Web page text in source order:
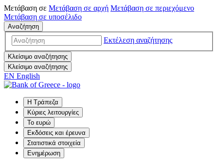
Μετάβαση σε Μετάβαση σε αρχή Μετάβαση σε περιεχόμενο
Μετάβαση σε υποσέλιδο
Αναζήτηση
Εκτέλεση αναζήτησης
Κλείσιμο αναζήτησης
Κλείσιμο αναζήτησης
EN English
Η Τράπεζα
Κύριες λειτουργίες
Το ευρώ
Εκδόσεις και έρευνα
Στατιστικά στοιχεία
Ενημέρωση